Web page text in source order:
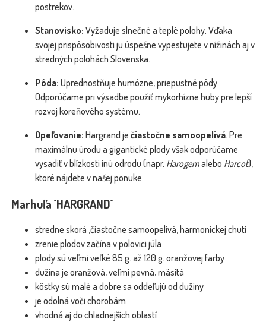
postrekov.
Stanovisko: Vyžaduje slnečné a teplé polohy. Vďaka
svojej prispôsobivosti ju úspešne vypestujete v nížinách aj v
stredných polohách Slovenska.
Pôda: Uprednostňuje humózne, priepustné pôdy.
Odporúčame pri výsadbe použiť mykorhízne huby pre lepší
rozvoj koreňového systému.
Opeľovanie: Hargrand je čiastočne samoopelivá. Pre
maximálnu úrodu a gigantické plody však odporúčame
vysadiť v blízkosti inú odrodu (napr. Harogemalebo Harcot),
ktoré nájdete v našej ponuke.
Marhuľa ´HARGRAND´
stredne skorá ,čiastočne samoopelivá, harmonickej chuti
zrenie plodov začína v polovici júla
plody sú veľmi veľké 85 g. až 120 g. oranžovej farby
dužina je oranžová, veľmi pevná, mäsitá
kôstky sú malé a dobre sa oddeľujú od dužiny
je odolná voči chorobám
vhodná aj do chladnejších oblastí